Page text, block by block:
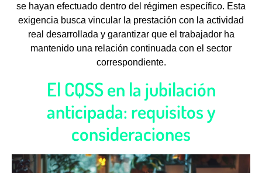
se hayan efectuado dentro del régimen específico. Esta
exigencia busca vincular la prestación con la actividad
real desarrollada y garantizar que el trabajador ha
mantenido una relación continuada con el sector
correspondiente.
El CQSS en la jubilación
anticipada: requisitos y
consideraciones